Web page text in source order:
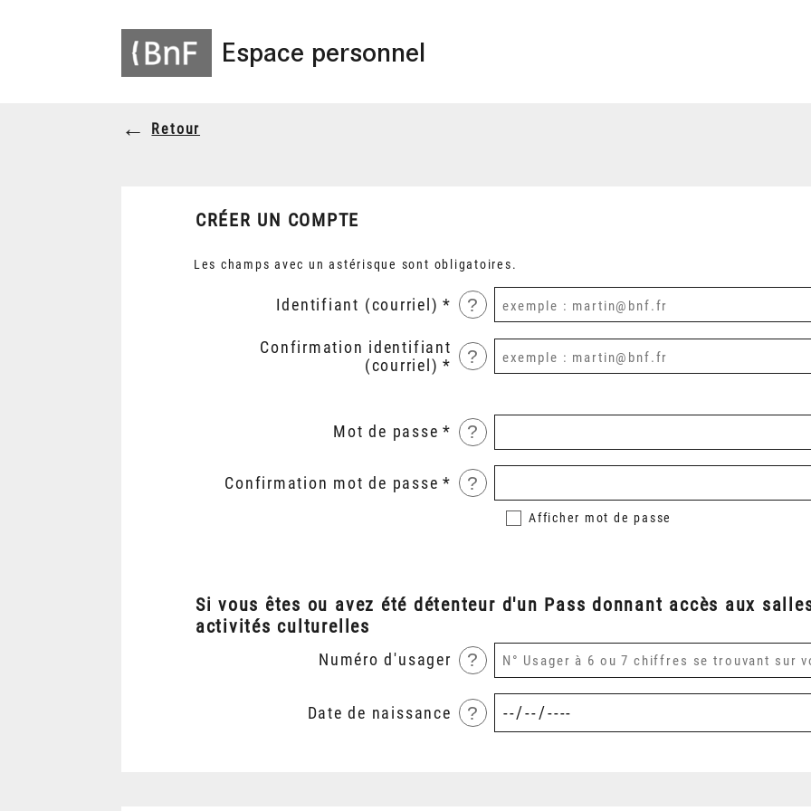
Espace personnel
Retour
CRÉER UN COMPTE
Les champs avec un astérisque sont obligatoires.
Identifiant (courriel) ?
Confirmation identifiant
(courriel)
?
Mot de passe ?
Confirmation mot de passe ?
Afficher mot de passe
Si vous êtes ou avez été détenteur d'un Pass donnant accès aux
activités culturelles
Numéro d'usager ?
Date de naissance ?